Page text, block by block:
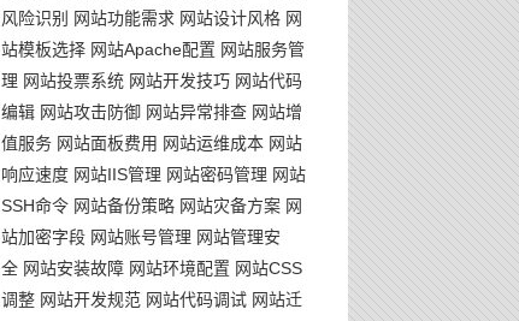
风险识别
网站功能需求 网站设计风格 网
站模板选择 网站Apache配置 网站服务管
理 网站投票系统 网站开发技巧 网站代码
编辑 网站攻击防御 网站异常排查 网站增
值服务 网站面板费用 网站运维成本 网站
响应速度 网站IIS管理 网站密码管理 网站
SSH命令 网站备份策略 网站灾备方案 网
站加密字段 网站账号管理 网站管理安
全 网站安装故障 网站环境配置 网站CSS
调整 网站开发规范 网站代码调试 网站迁